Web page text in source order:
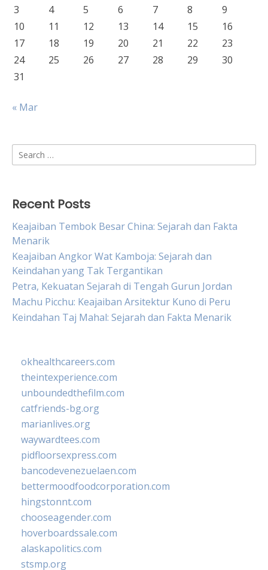
3
4 5 6 7 8
9
10
11 12 13 14 15
16
17
18 19 20 21 22
23
24
25 26 27 28 29
30
31
« Mar
Search
for:
Recent Posts
Keajaiban Tembok Besar China: Sejarah dan Fakta
Menarik
Keajaiban Angkor Wat Kamboja: Sejarah dan
Keindahan yang Tak Tergantikan
Petra, Kekuatan Sejarah di Tengah Gurun Jordan
Machu Picchu: Keajaiban Arsitektur Kuno di Peru
Keindahan Taj Mahal: Sejarah dan Fakta Menarik
okhealthcareers.com
theintexperience.com
unboundedthefilm.com
catfriends-bg.org
marianlives.org
waywardtees.com
pidfloorsexpress.com
bancodevenezuelaen.com
bettermoodfoodcorporation.com
hingstonnt.com
chooseagender.com
hoverboardssale.com
alaskapolitics.com
stsmp.org